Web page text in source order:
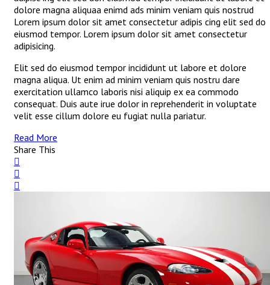
dolore magna aliquaa enimd ads minim veniam quis nostrud
Lorem ipsum dolor sit amet consectetur adipis cing elit sed do
eiusmod tempor. Lorem ipsum dolor sit amet consectetur
adipisicing.
Elit sed do eiusmod tempor incididunt ut labore et dolore
magna aliqua. Ut enim ad minim veniam quis nostru dare
exercitation ullamco laboris nisi aliquip ex ea commodo
consequat. Duis aute irue dolor in reprehenderit in voluptate
velit esse cillum dolore eu fugiat nulla pariatur.
Read More
Share This